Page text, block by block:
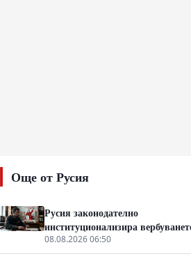
Още от Русия
Русия законодателно
институционализира
затворници за фронта
08.08.2026 06:50